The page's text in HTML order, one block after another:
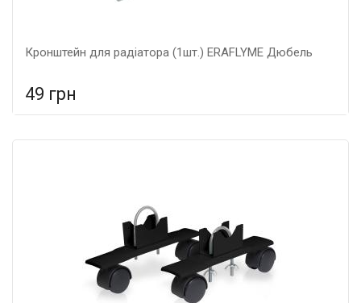
Кронштейн для радіатора (1шт.) ERAFLYME Дюбель
49 грн